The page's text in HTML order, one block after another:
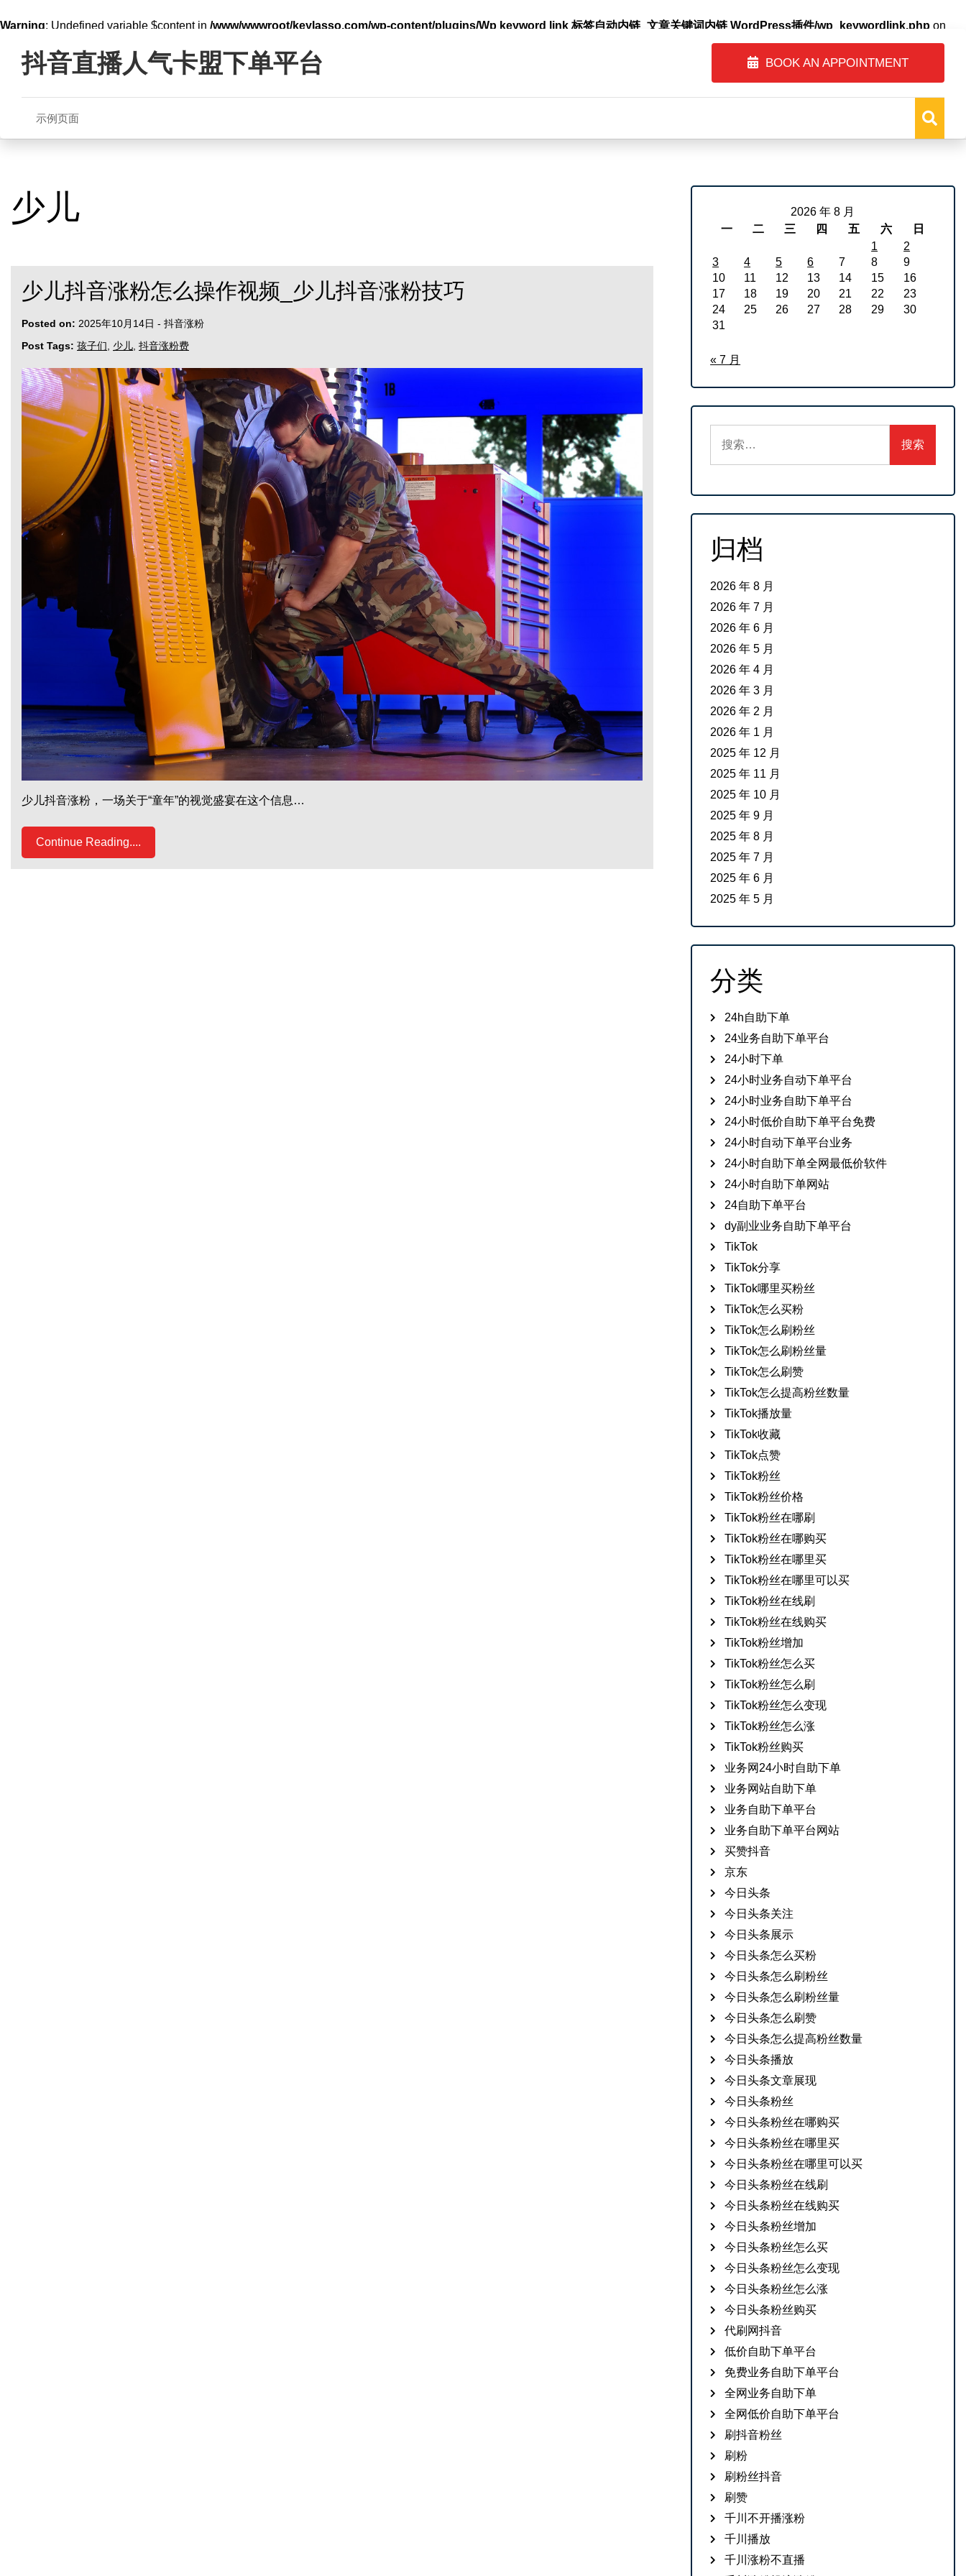
Warning: Undefined variable $content in /www/wwwroot/keylasso.com/wp-content/plugins/Wp keyword link 标签自动内链_文章关键词内链 WordPress插件/wp_keywordlink.php on
content抖音直播人气卡盟下单平台 BOOK AN APPOINTMENT
示例页面
少儿
少儿抖音涨粉怎么操作视频_少儿抖音涨粉技巧
Posted on: 2025年10月14日 - 抖音涨粉
Post Tags: 孩子们 少儿 抖音涨粉费
少儿抖音涨粉，一场关于“童年”的视觉盛宴在这个信息…
Continue Reading....
2026 年 8 月
一
二 三 四 五 六
日
1
2
3
4 5 6 7 8
9
10
11 12 13 14 15
16
17
18 19 20 21 22
23
24
25 26 27 28 29
30
31
« 7 月
索：
归档
2026 年 8 月
2026 年 7 月
2026 年 6 月
2026 年 5 月
2026 年 4 月
2026 年 3 月
2026 年 2 月
2026 年 1 月
2025 年 12 月
2025 年 11 月
2025 年 10 月
2025 年 9 月
2025 年 8 月
2025 年 7 月
2025 年 6 月
2025 年 5 月
分类
24h自助下单
24业务自助下单平台
24小时下单
24小时业务自动下单平台
24小时业务自助下单平台
24小时低价自助下单平台免费
24小时自动下单平台业务
24小时自助下单全网最低价软件
24小时自助下单网站
24自助下单平台
dy副业业务自助下单平台
TikTok
TikTok分享
TikTok哪里买粉丝
TikTok怎么买粉
TikTok怎么刷粉丝
TikTok怎么刷粉丝量
TikTok怎么刷赞
TikTok怎么提高粉丝数量
TikTok播放量
TikTok收藏
TikTok点赞
TikTok粉丝
TikTok粉丝价格
TikTok粉丝在哪刷
TikTok粉丝在哪购买
TikTok粉丝在哪里买
TikTok粉丝在哪里可以买
TikTok粉丝在线刷
TikTok粉丝在线购买
TikTok粉丝增加
TikTok粉丝怎么买
TikTok粉丝怎么刷
TikTok粉丝怎么变现
TikTok粉丝怎么涨
TikTok粉丝购买
业务网24小时自助下单
业务网站自助下单
业务自助下单平台
业务自助下单平台网站
买赞抖音
京东
今日头条
今日头条关注
今日头条展示
今日头条怎么买粉
今日头条怎么刷粉丝
今日头条怎么刷粉丝量
今日头条怎么刷赞
今日头条怎么提高粉丝数量
今日头条播放
今日头条文章展现
今日头条粉丝
今日头条粉丝在哪购买
今日头条粉丝在哪里买
今日头条粉丝在哪里可以买
今日头条粉丝在线刷
今日头条粉丝在线购买
今日头条粉丝增加
今日头条粉丝怎么买
今日头条粉丝怎么变现
今日头条粉丝怎么涨
今日头条粉丝购买
代刷网抖音
低价自助下单平台
免费业务自助下单平台
全网业务自助下单
全网低价自助下单平台
刷抖音粉丝
刷粉
刷粉丝抖音
刷赞
千川不开播涨粉
千川播放
千川涨粉不直播